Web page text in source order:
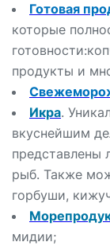
Готовая
которые
продукты и
Икра.
вкуснейшим
представлены
рыб. Также
горбуши,
мидии;